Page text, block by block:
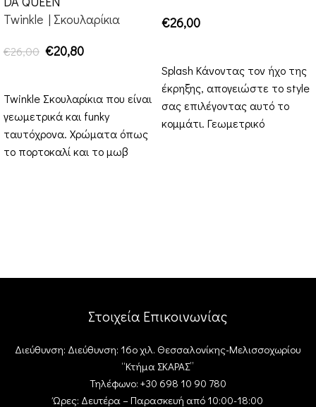
Twinkle | Σκουλαρίκια
€26,00 €20,80
Twinkle Σκουλαρίκια που είναι
γεωμετρικά και funky
ταυτόχρονα. Χρώματα όπως
το πορτοκαλί και το μωβ
€26,00
Splash Κάνοντας τον ήχο της
έκρηξης, απογειώστε το style
σας επιλέγοντας αυτό το
κομμάτι. Γεωμετρικό
Στοιχεία Επικοινωνίας
Διεύθυνση: Διεύθυνση: 16ο χιλ. Θεσσαλονίκης-Μελισσοχωρίου
“Κτήμα ΣΚΑΡΑΣ”
Τηλέφωνο: +30 698 10 90 780
Ώρες: Δευτέρα – Παρασκευή από 10:00-18:00